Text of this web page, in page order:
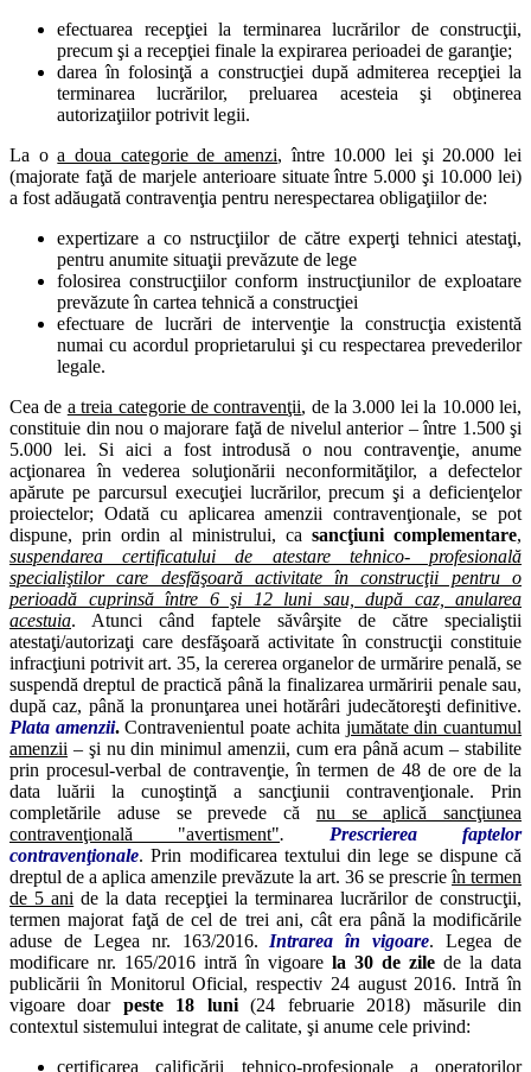
efectuarea recepţiei la terminarea lucrărilor de construcţii,
precum şi a recepţiei finale la expirarea perioadei de garanţie;
darea în folosinţă a construcţiei după admiterea recepţiei la
terminarea lucrărilor, preluarea acesteia şi obţinerea
autorizaţiilor potrivit legii.
La oa doua categorie de amenzi, între 10.000 lei şi 20.000 lei
(majorate faţă de marjele anterioare situate între 5.000 şi 10.000 lei)
a fost adăugată contravenţia pentru nerespectarea obligaţiilor de:
expertizare a co nstrucţiilor de către experţi tehnici atestaţi,
pentru anumite situaţii prevăzute de lege
folosirea construcţiilor conform instrucţiunilor de exploatare
prevăzute în cartea tehnică a construcţiei
efectuare de lucrări de intervenţie la construcţia existentă
numai cu acordul proprietarului şi cu respectarea prevederilor
legale.
Cea de a treia categorie de contravenţii, de la 3.000 lei la 10.000 lei,
constituie din nou o majorare faţă de nivelul anterior – între 1.500 şi
5.000 lei. Si aici a fost introdusă o nou contravenţie, anume
acţionarea în vederea soluţionării neconformităţilor, a defectelor
apărute pe parcursul execuţiei lucrărilor, precum şi a deficienţelor
proiectelor; Odată cu aplicarea amenzii contravenţionale, se pot
dispune, prin ordin al ministrului, ca sancţiuni complementare,
suspendarea certificatului de atestare tehnico- profesională
specialiştilor care desfăşoară activitate în construcţii pentru o
perioadă cuprinsă între 6 şi 12 luni sau, după caz, anularea
acestuia. Atunci când faptele săvârşite de către specialiştii
atestaţi/autorizaţi care desfăşoară activitate în construcţii constituie
infracţiuni potrivit art. 35, la cererea organelor de urmărire penală, se
suspendă dreptul de practică până la finalizarea urmăririi penale sau,
după caz, până la pronunţarea unei hotărâri judecătoreşti definitive.
Plata amenzii.Contravenientul poate achita jumătate din cuantumul
amenzii –şi nu din minimul amenzii, cum era până acum – stabilite
prin procesul-verbal de contravenţie, în termen de 48 de ore de la
data luării la cunoştinţă a sancţiunii contravenţionale. Prin
completările aduse se prevede că nu se aplică sancţiunea
contravenţională "avertisment".
Prescrierea faptelor
contravenţionale. Prin modificarea textului din lege se dispune că
dreptul de a aplica amenzile prevăzute la art. 36 se prescrieîn termen
de 5 ani de la data recepţiei la terminarea lucrărilor de construcţii,
termen majorat faţă de cel de trei ani, cât era până la modificările
aduse de Legea nr. 163/2016. Intrarea în vigoare. Legea de
modificare nr. 165/2016 intră în vigoare la 30 de zile de la data
publicării în Monitorul Oficial, respectiv 24 august 2016. Intră în
vigoare doar peste 18 luni(24 februarie 2018) măsurile din
contextul sistemului integrat de calitate, şi anume cele privind:
certificarea calificării tehnico-profesionale a operatorilor